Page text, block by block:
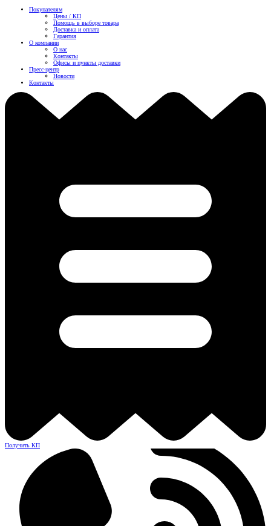
Покупателям
Цены / КП
Помощь в выборе товара
Доставка и оплата
Гарантия
О компании
О нас
Контакты
Офисы и пункты доставки
Пресс-центр
Новости
Контакты
Получить КП